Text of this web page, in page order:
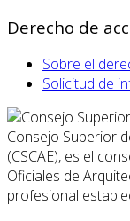
Derecho de
Sobre el
Solicitud de
Consejo Superior
(CSCAE), es el
Oficiales de
profesional